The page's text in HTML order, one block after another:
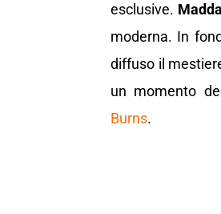
esclusive.
moderna. In
diffuso il
un momento
Burns.